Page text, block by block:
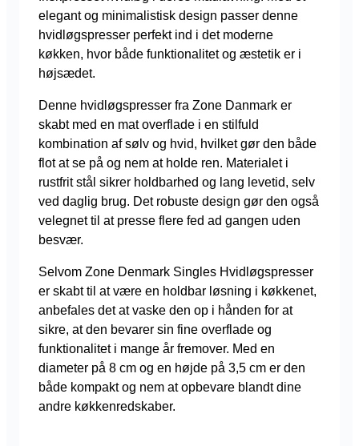
elegant og minimalistisk design passer denne
hvidløgspresser perfekt ind i det moderne
køkken, hvor både funktionalitet og æstetik er i
højsædet.
Denne hvidløgspresser fra Zone Danmark er
skabt med en mat overflade i en stilfuld
kombination af sølv og hvid, hvilket gør den både
flot at se på og nem at holde ren. Materialet i
rustfrit stål sikrer holdbarhed og lang levetid, selv
ved daglig brug. Det robuste design gør den også
velegnet til at presse flere fed ad gangen uden
besvær.
Selvom Zone Denmark Singles Hvidløgspresser
er skabt til at være en holdbar løsning i køkkenet,
anbefales det at vaske den op i hånden for at
sikre, at den bevarer sin fine overflade og
funktionalitet i mange år fremover. Med en
diameter på 8 cm og en højde på 3,5 cm er den
både kompakt og nem at opbevare blandt dine
andre køkkenredskaber.